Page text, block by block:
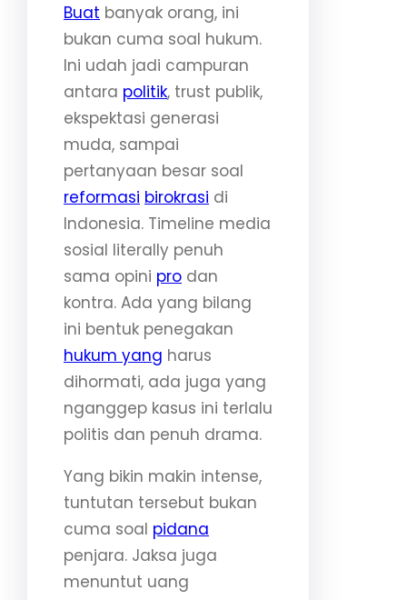
Buat banyak orang, ini
bukan cuma soal hukum.
Ini udah jadi campuran
antara politik, trust publik,
ekspektasi generasi
muda, sampai
pertanyaan besar soal
reformasi birokrasi di
Indonesia. Timeline media
sosial literally penuh
sama opini pro dan
kontra. Ada yang bilang
ini bentuk penegakan
hukum yang harus
dihormati, ada juga yang
nganggep kasus ini terlalu
politis dan penuh drama.
Yang bikin makin intense,
tuntutan tersebut bukan
cuma soal pidana
penjara. Jaksa juga
menuntut uang